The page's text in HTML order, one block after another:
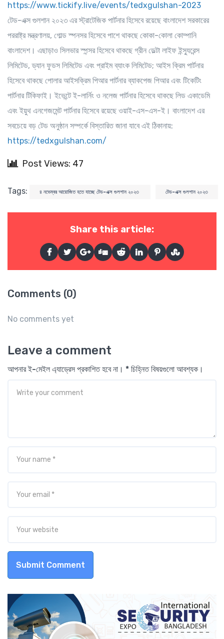
https://www.tickify.live/events/tedxgulshan-2023
টেড-এক্স গুলশান ২০২৩ এর স্ট্রাটেজিক পার্টনার হিসেবে রয়েছে বাংলাদেশ সরকারের
পররাষ্ট্র মন্ত্রণালয়, গোল্ড স্পনসর হিসেবে পাশে থাকছে কোকা-কোলা কোম্পানি
বাংলাদেশ। এছাড়াও সিলভার স্পন্সর হিসেবে থাকছে গ্রীন ডেল্টা লাইফ ইন্স্যুরেন্স
লিমিটেড, ড্যান ফুডস লিমিটেড এবং প্রাইম ব্যাংক লিমিটেড; আইস ক্রিম পার্টনার
হিসেবে থাকছে পোলার আইসক্রিমপিআর পার্টনার ব্যাকপেজ পিআরএবং টিকেটিং
পার্টনার টিকিফাই। ইভেন্টে ই-লার্নিং ও নলেজ পার্টনার হিসেবে থাকছে লিড একাডেমি
এবং ইয়ুথ এনগেজমেন্ট পার্টনার হিসেবে রয়েছে ওয়াই-এস-এস-ই। বাংলাদেশ এর
সবচেয়ে বড় টেড অনুষ্ঠান সম্পর্কে বিস্তারিত জানা যাবে এই ঠিকানায়:
https://tedxgulshan.com/
Post Views: 47
Tags: ৪ নভেম্বর আয়োজিত হতে যাচ্ছে টেড-এক্স গুলশান ২০২৩ টেড-এক্স গুলশান ২০২৩
Share this article:
Comments (0)
No comments yet
Leave a comment
আপনার ই-মেইল এ্যাড্রেস প্রকাশিত হবে না। * চিহ্নিত বিষয়গুলো আবশ্যক।
Submit Comment